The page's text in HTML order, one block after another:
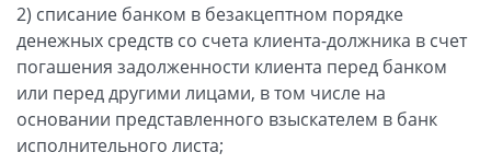
2) списание банком в безакцептном порядке
денежных средств со счета клиента-должника в счет
погашения задолженности клиента перед банком
или перед другими лицами, в том числе на
основании представленного взыскателем в банк
исполнительного листа;